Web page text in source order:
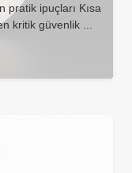
pratik ipuçları Kısa
kritik güvenlik ...